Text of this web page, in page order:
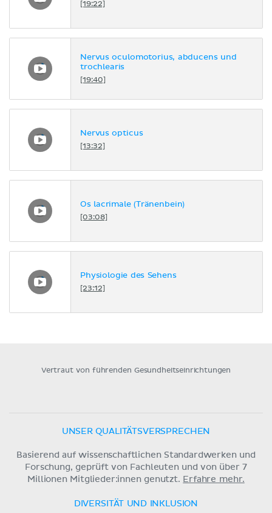
[19:22]
Nervus oculomotorius, abducens und
trochlearis
[19:40]
Nervus opticus
[13:32]
Os lacrimale (Tränenbein)
[03:08]
Physiologie des Sehens
[23:12]
Vertraut von führenden Gesundheitseinrichtungen
UNSER QUALITÄTSVERSPRECHEN
Basierend auf wissenschaftlichen Standardwerken und
Forschung, geprüft von Fachleuten und von über 7
Millionen Mitglieder:innen genutzt. Erfahre mehr.
DIVERSITÄT UND INKLUSION